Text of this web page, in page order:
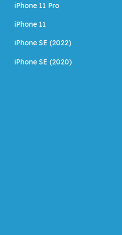
iPhone 11 Pro
iPhone 11
iPhone SE (2022)
iPhone SE (2020)